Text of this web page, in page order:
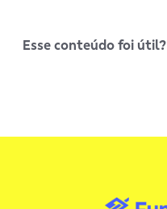
Esse conteúdo foi útil?